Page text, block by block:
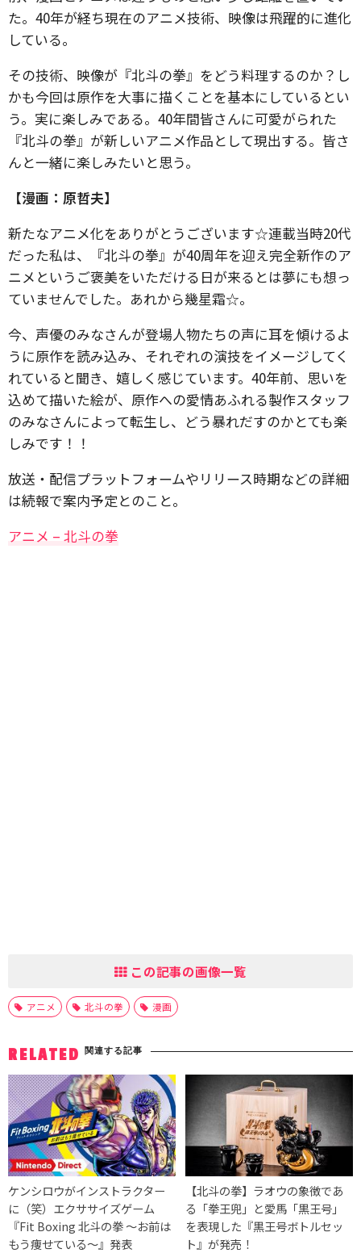
た。40年が経ち現在のアニメ技術、映像は飛躍的に進化
している。
その技術、映像が『北斗の拳』をどう料理するのか？し
かも今回は原作を大事に描くことを基本にしているとい
う。実に楽しみである。40年間皆さんに可愛がられた
『北斗の拳』が新しいアニメ作品として現出する。皆さ
んと一緒に楽しみたいと思う。
【漫画：原哲夫】
新たなアニメ化をありがとうございます☆連載当時20代
だった私は、『北斗の拳』が40周年を迎え完全新作のア
ニメというご褒美をいただける日が来るとは夢にも想っ
ていませんでした。あれから幾星霜☆。
今、声優のみなさんが登場人物たちの声に耳を傾けるよ
うに原作を読み込み、それぞれの演技をイメージしてく
れていると聞き、嬉しく感じています。40年前、思いを
込めて描いた絵が、原作への愛情あふれる製作スタッフ
のみなさんによって転生し、どう暴れだすのかとても楽
しみです！！
放送・配信プラットフォームやリリース時期などの詳細
は続報で案内予定とのこと。
アニメ – 北斗の拳
この記事の画像一覧
アニメ 北斗の拳 漫画
RELATED 関連する記事
ケンシロウがインストラクター
に（笑）エクササイズゲーム
『Fit Boxing 北斗の拳 ～お前は
もう痩せている～』発表
【北斗の拳】ラオウの象徴であ
る「拳王兜」と愛馬「黒王号」
を表現した『黒王号ボトルセッ
ト』が発売！